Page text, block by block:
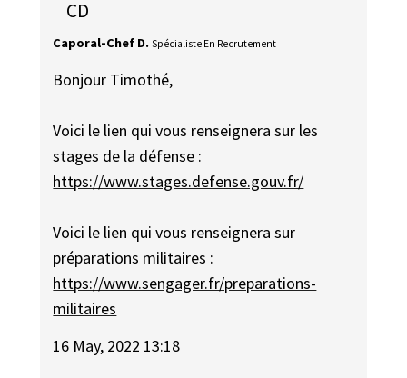
CD
Caporal-Chef D. Spécialiste En Recrutement
Bonjour Timothé,
Voici le lien qui vous renseignera sur les
stages de la défense :
https://www.stages.defense.gouv.fr/
Voici le lien qui vous renseignera sur
préparations militaires :
https://www.sengager.fr/preparations-
militaires
16 May, 2022 13:18